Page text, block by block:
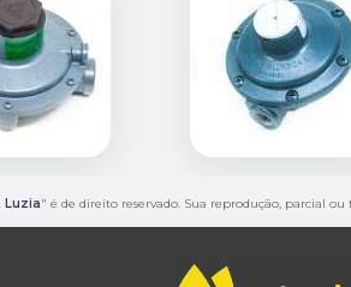
Luzia" é de direito reservado. Sua reprodução, parcial